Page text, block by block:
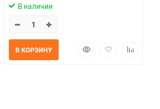
В наличии
БыстрыйДобавитьДобавить
В КОРЗИНУ